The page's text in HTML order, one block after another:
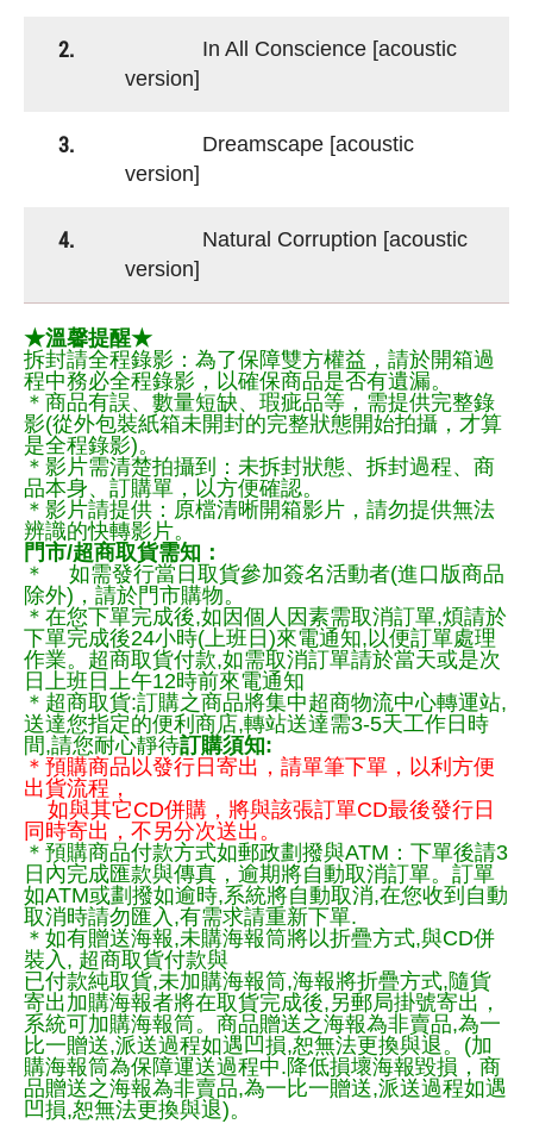
2.
In All Conscience [acoustic
version]
3.
Dreamscape [acoustic
version]
4.
Natural Corruption [acoustic
version]
★溫馨提醒★
拆封請全程錄影：為了保障雙方權益，請於開箱過
程中務必全程錄影，以確保商品是否有遺漏。
＊商品有誤、數量短缺、瑕疵品等，需提供完整錄
影(從外包裝紙箱未開封的完整狀態開始拍攝，才算
是全程錄影)。
＊影片需清楚拍攝到：未拆封狀態、拆封過程、商
品本身、訂購單，以方便確認。
＊影片請提供：原檔清晰開箱影片，請勿提供無法
辨識的快轉影片。
門市/超商取貨需知：
＊ 如需發行當日取貨參加簽名活動者(進口版商品
除外)，請於門市購物。
＊在您下單完成後,如因個人因素需取消訂單,煩請於
下單完成後24小時(上班日)來電通知,以便訂單處理
作業。超商取貨付款,如需取消訂單請於當天或是次
日上班日上午12時前來電通知
＊超商取貨:訂購之商品將集中超商物流中心轉運站,
送達您指定的便利商店,轉站送達需3-5天工作日時
間,請您耐心靜待訂購須知:
＊預購商品以發行日寄出，請單筆下單，以利方便
出貨流程，
如與其它CD併購，將與該張訂單CD最後發行日
同時寄出，不另分次送出。
＊預購商品付款方式如郵政劃撥與ATM：下單後請3
日內完成匯款與傳真，逾期將自動取消訂單。訂單
如ATM或劃撥如逾時,系統將自動取消,在您收到自動
取消時請勿匯入,有需求請重新下單.
＊如有贈送海報,未購海報筒將以折疊方式,與CD併
裝入, 超商取貨付款與
已付款純取貨,未加購海報筒,海報將折疊方式,隨貨
寄出加購海報者將在取貨完成後,另郵局掛號寄出，
系統可加購海報筒。商品贈送之海報為非賣品,為一
比一贈送,派送過程如遇凹損,恕無法更換與退。(加
購海報筒為保障運送過程中.降低損壞海報毀損，商
品贈送之海報為非賣品,為一比一贈送,派送過程如遇
凹損,恕無法更換與退)。